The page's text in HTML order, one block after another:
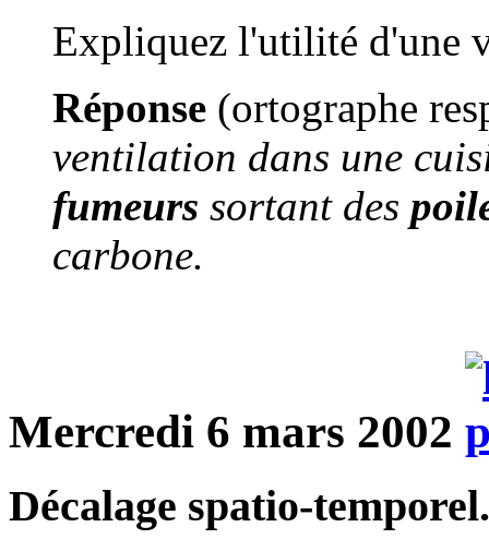
Expliquez l'utilité d'une
Réponse (ortographe
ventilation dans une
fumeurs sortant des
carbone.
Mercredi 6 mars 2002
Décalage spatio-